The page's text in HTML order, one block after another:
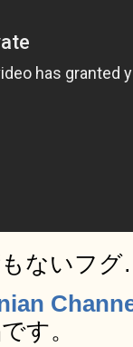
もないフ
す。